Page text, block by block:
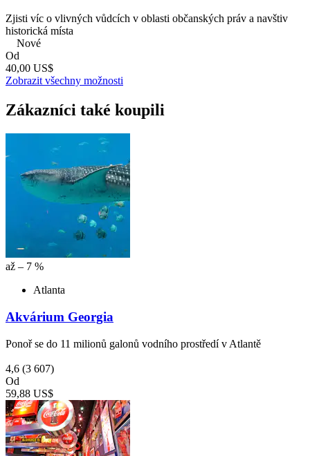
Zjisti víc o vlivných vůdcích v oblasti občanských práv a navštiv
historická místa
Nové
Od
40,00 US$
Zobrazit všechny možnosti
Zákazníci také koupili
až – 7 %
Atlanta
Akvárium Georgia
Ponoř se do 11 milionů galonů vodního prostředí v Atlantě
4,6 (3 607)
Od
59,88 US$